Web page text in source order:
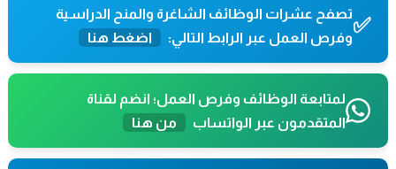
✅تصفح عشرات الوظائف الشاغرة والمنح الدراسية
وفرص العمل عبر الرابط التالي:
اضغط هنا
لمتابعة الوظائف وفرص العمل؛ انضم لقناة
المتقدمون عبر الواتساب
من هنا